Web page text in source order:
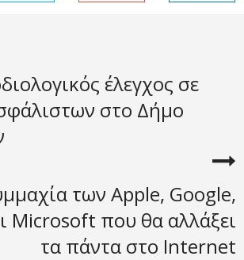
έλεγχος σε
στο Δήμο
των Apple, Google,
Microsoft που θα αλλάξει
τα πάντα στο Internet